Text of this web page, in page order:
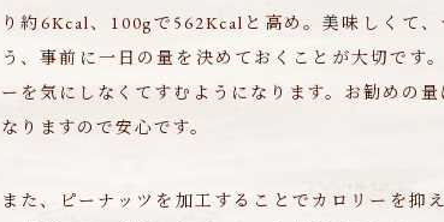
り約6Kcal、100gで562Kcalと高め。美味しくて
う、事前に一日の量を決めておくことが大切です
ーを気にしなくてすむようになります。お勧めの
なりますので安心です。
また、ピーナッツを加工することでカロリーを抑